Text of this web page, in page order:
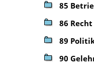
85
86 Recht
89
90